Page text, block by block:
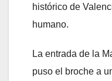
histórico de
humano.
La entrada de la
puso el broche a